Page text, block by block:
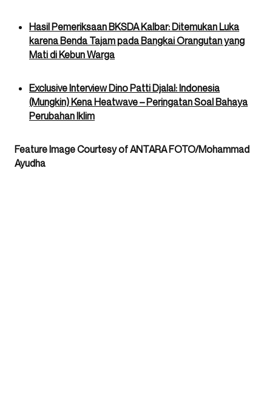
Hasil Pemeriksaan BKSDA Kalbar: Ditemukan Luka
karena Benda Tajam pada Bangkai Orangutan yang
Mati di Kebun Warga
Exclusive Interview Dino Patti Djalal: Indonesia
(Mungkin) Kena Heatwave – Peringatan Soal Bahaya
Perubahan Iklim
Feature Image Courtesy of ANTARA FOTO/Mohammad
Ayudha